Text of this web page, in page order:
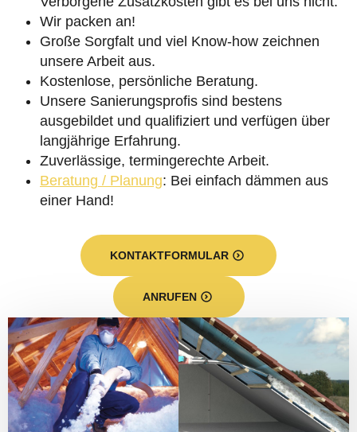
Wir packen an!
Große Sorgfalt und viel Know-how zeichnen
unsere Arbeit aus.
Kostenlose, persönliche Beratung.
Unsere Sanierungsprofis sind bestens
ausgebildet und qualifiziert und verfügen über
langjährige Erfahrung.
Zuverlässige, termingerechte Arbeit.
Beratung / Planung: Bei einfach dämmen aus
einer Hand!
KONTAKTFORMULAR
ANRUFEN